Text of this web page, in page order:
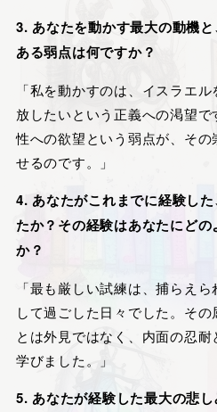
3. あなたを動かす最大の動機
ある弱点は何ですか？
「私を動かすのは、イスラエ
放したいという正義への渇望
性への欲望という弱点が、そ
せるのです。」
4. あなたがこれまでに経験し
たか？その経験はあなたにど
か？
「最も厳しい試練は、捕らえ
して過ごした日々でした。そ
とは外見ではなく、内面の忍
学びました。」
5. あなたが経験した最大の悲